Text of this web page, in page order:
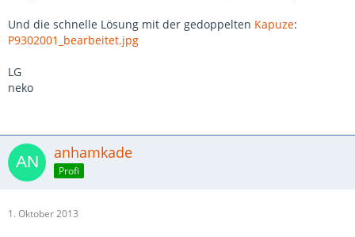
Und die schnelle Lösung mit der gedoppelten Kapuze:
P9302001_bearbeitet.jpg
LG
neko
anhamkade
Profi
1. Oktober 2013